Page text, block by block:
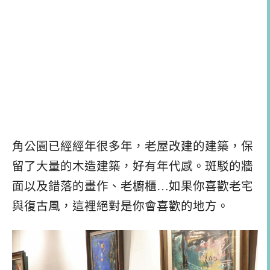
角公園已經經年很多年，老屋改建的建築，保
留了大量的木造建築，好有年代感。斑駁的牆
面以及錯落的畫作、老櫥櫃…如果你喜歡老宅
與復古風，這裡絕對是你會喜歡的地方。